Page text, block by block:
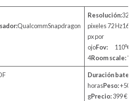
QualcommSnapdragon
Resolución:
pixeles 72
px por
ojoFov: 110⁰
4Room scale:
Duración
horasPeso:+500
gPrecio:399 €